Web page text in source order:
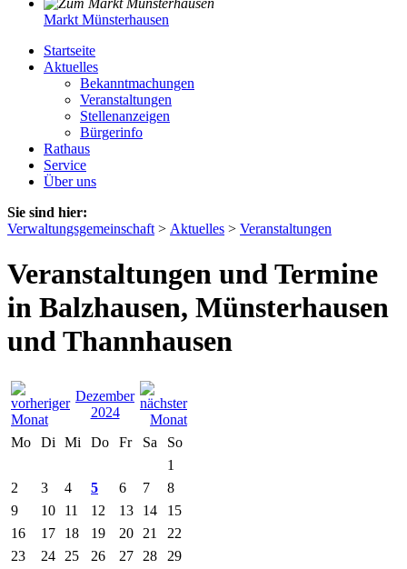
Markt Münsterhausen
Startseite
Aktuelles
Bekanntmachungen
Veranstaltungen
Stellenanzeigen
Bürgerinfo
Rathaus
Service
Über uns
Sie sind hier:
Verwaltungsgemeinschaft > Aktuelles > Veranstaltungen
Veranstaltungen und Termine
in Balzhausen, Münsterhausen
und Thannhausen
Dezember
2024
Mo
Di Mi Do Fr Sa
So
1
2
3 4 5 6 7
8
9
10 11 12 13 14
15
16
17 18 19 20 21
22
23
24 25 26 27 28
29